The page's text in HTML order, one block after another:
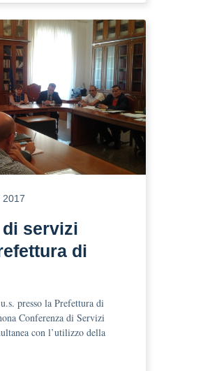
2017
di servizi
di
presso la Prefettura di
Conferenza di Servizi
con l’utilizzo della